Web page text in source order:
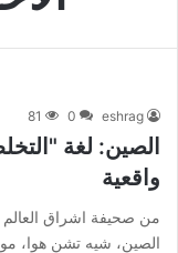
eshrag
0
81
الصين: لغة
واقعية
الصين، شيه تشن هوا،